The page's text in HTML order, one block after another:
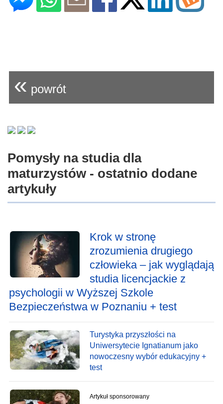
« powrót
Pomysły na studia dla
maturzystów - ostatnio dodane
artykuły
Krok w stronę
zrozumienia drugiego
człowieka – jak wyglądają
studia licencjackie z
psychologii w Wyższej Szkole
Bezpieczeństwa w Poznaniu + test
Turystyka przyszłości na
Uniwersytecie Ignatianum jako
nowoczesny wybór edukacyjny +
test
Artykuł sponsorowany